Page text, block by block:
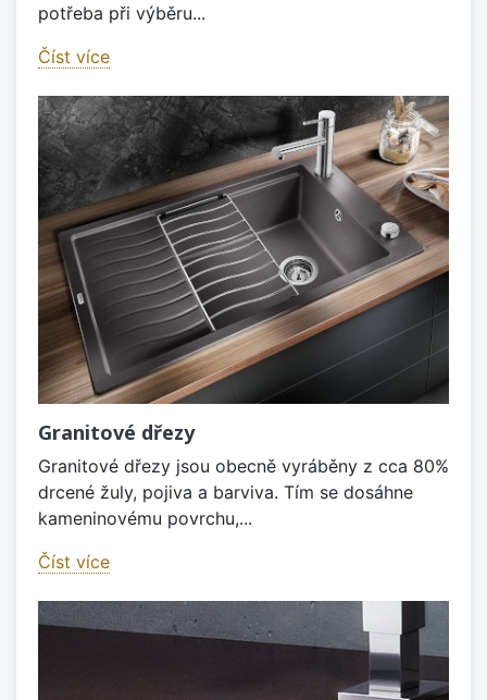
potřeba při výběru...
Číst více
Granitové dřezy
Granitové dřezy jsou obecně vyráběny z cca 80%
drcené žuly, pojiva a barviva. Tím se dosáhne
kameninovému povrchu,...
Číst více